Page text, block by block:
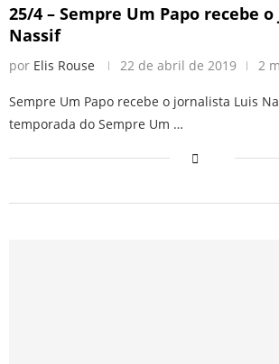
25/4 – Sempre Um Papo recebe
Nassif
por Elis Rouse 22 de abril de 2019 2
Sempre Um Papo recebe o jornalista Luis
temporada do Sempre Um …